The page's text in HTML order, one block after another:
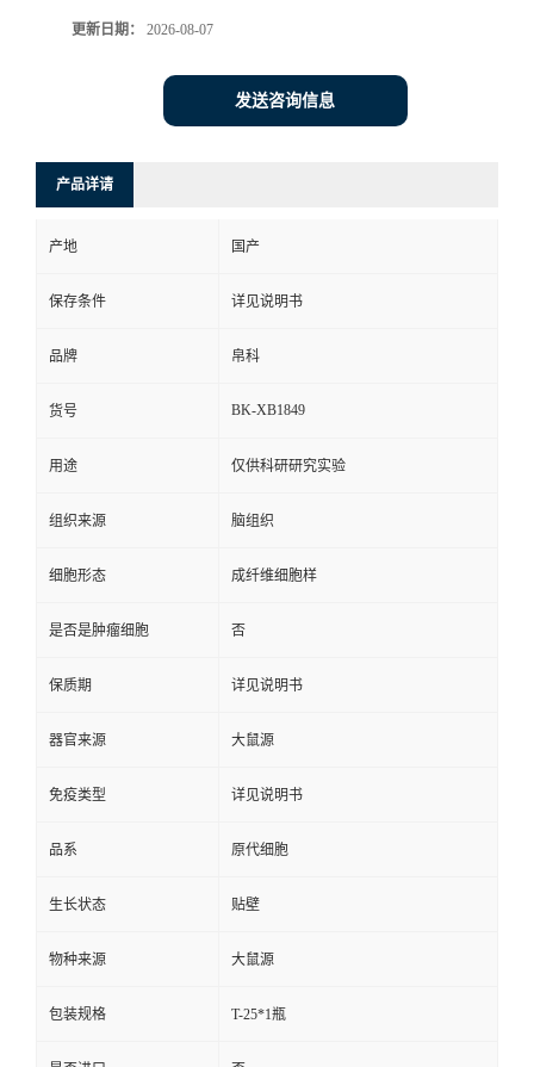
更新日期： 2026-08-07
发送咨询信息
产品详请
产地 国产
保存条件 详见说明书
品牌 帛科
货号 BK-XB1849
用途 仅供科研研究实验
组织来源 脑组织
细胞形态 成纤维细胞样
是否是肿瘤细胞 否
保质期 详见说明书
器官来源 大鼠源
免疫类型 详见说明书
品系 原代细胞
生长状态 贴壁
物种来源 大鼠源
包装规格 T-25*1瓶